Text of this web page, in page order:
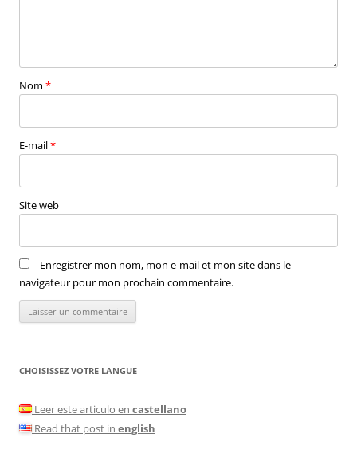
Nom *
E-mail*
Site web
Enregistrer mon nom, mon e-mail et mon site dans le
navigateur pour mon prochain commentaire.
CHOISISSEZ VOTRE LANGUE
Leer este articulo en castellano
Read that post in english